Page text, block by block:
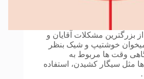
بزرگترین مشکلات آقایان و
خوشتیپ و شیک بنظر
وقت ها مربوط به
مثل سیگار کشیدن، استفاده